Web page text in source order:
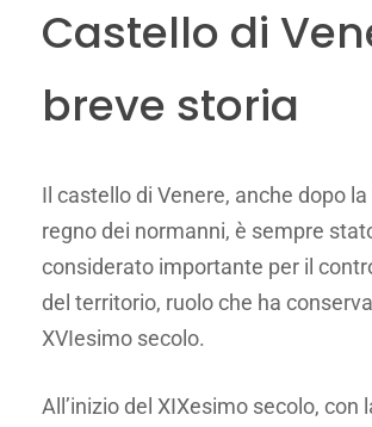
Castello di
breve storia
Il castello di Venere, anche dopo
regno dei normanni, è sempre
considerato importante per il
del territorio, ruolo che ha
XVIesimo secolo.
All’inizio del XIXesimo secolo, con